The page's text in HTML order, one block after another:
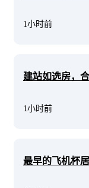
1小时前
建站如选房，
1小时前
最早的飞机杯